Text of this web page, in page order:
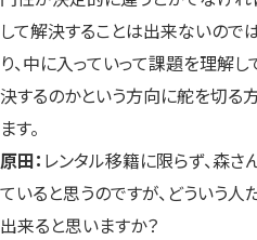
して解決することは出来ないので
り、中に入っていって課題を理解し
決するのかという方向に舵を切る
ます。
原田： レンタル移籍に限らず、森
ていると思うのですが、どういう
出来ると思いますか？